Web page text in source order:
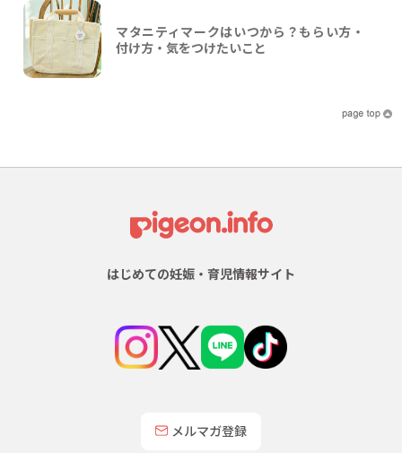
マタニティマークはいつから？もらい方・
付け方・気をつけたいこと
はじめての妊娠・育児情報サイト
メルマガ登録